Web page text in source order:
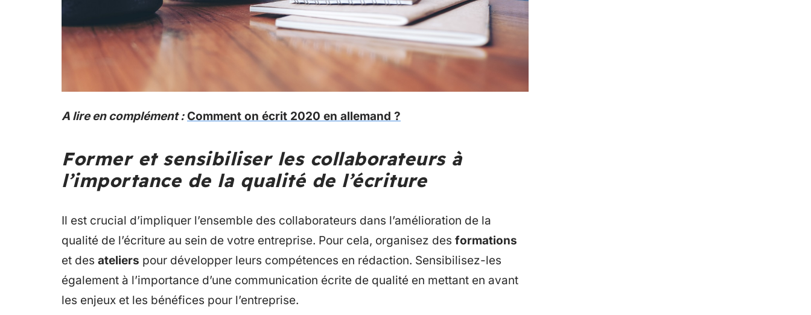
A lire en complément : Comment on écrit 2020 en allemand ?
Former et sensibiliser les collaborateurs à
l’importance de la qualité de l’écriture
Il est crucial d’impliquer l’ensemble des collaborateurs dans l’amélioration de la
qualité de l’écriture au sein de votre entreprise. Pour cela, organisez des formations
et des ateliers pour développer leurs compétences en rédaction. Sensibilisez-les
également à l’importance d’une communication écrite de qualité en mettant en avant
les enjeux et les bénéfices pour l’entreprise.